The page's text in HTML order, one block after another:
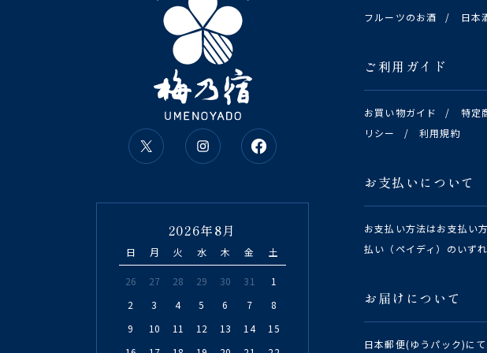
フルーツのお酒 / 日本
ご利用ガイド
お買い物ガイド / 特定
リシー
/ 利用規約
お支払いについて
お支払い方法はお支払い
払い（ペイディ）のいず
お届けについて
日本郵便(ゆうパック)にて
2026年8月
日 月 火 水 木 金 土
26 27 28 29 30 31
1
2
3 4 5 6 7
8
9
10 11 12 13 14
15